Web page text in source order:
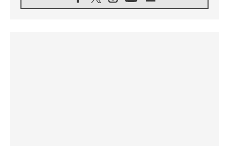
الفاتيكان يعلن برنامج الزيارة الرسولية للبابا لاوُن